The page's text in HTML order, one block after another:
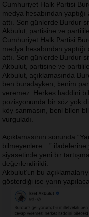
Cumhuriyet Halk Partisi
medya hesabından
attı. Son günlerde Burdur
Akbulut, partisine ve
Cumhuriyet Halk Partisi
medya hesabından
attı. Son günlerde Burdur
Akbulut, partisine ve
Akbulut, açıklamasında
ben buradayken, benim
veremez. Herkes haddini
pozisyonunda bir söz yok
köy sanmasın, beni bilen
vurguladı.
Açıklamasının sonunda
bilmeyenlere…” ifadelerine
siyasetinde yeni bir
değerlendirildi.
Akbulut’un bu
gösterdiği ise yarın